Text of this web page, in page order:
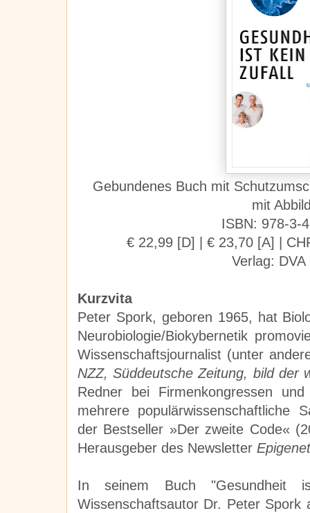
Gebundenes Buch mit
mit
ISBN: 978-3-
€ 22,99 [D]
€ 23,70 [A]
Verlag:
Kurzvita
Peter Spork, geboren 1965, hat
Neurobiologie/Biokybernetik
Wissenschaftsjournalist (unter
NZZ, Süddeutsche Zeitung, bild der
Redner bei Firmenkongressen
mehrere populärwissenschaftliche
der Bestseller »Der zweite Code«
Herausgeber des Newsletter
In seinem Buch "Gesundheit
Wissenschaftsautor Dr. Peter Spork